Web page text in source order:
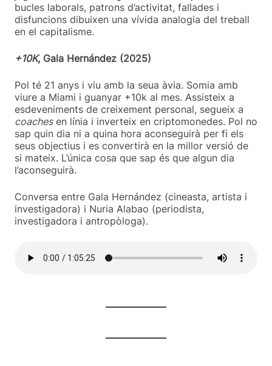
bucles laborals, patrons d’activitat, fallades i
disfuncions dibuixen una vívida analogia del treball
en el capitalisme.
+10K, Gala Hernández (2025)
Pol té 21 anys i viu amb la seua àvia. Somia amb
viure a Miami i guanyar +10k al mes. Assisteix a
esdeveniments de creixement personal, segueix a
coachesen línia i inverteix en criptomonedes. Pol no
sap quin dia ni a quina hora aconseguirà per fi els
seus objectius i es convertirà en la millor versió de
si mateix. L’única cosa que sap és que algun dia
l’aconseguirà.
Conversa entre Gala Hernández (cineasta, artista i
investigadora) i Nuria Alabao (periodista,
investigadora i antropòloga).